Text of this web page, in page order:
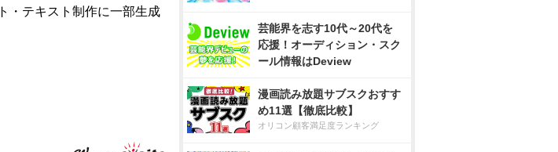
・テキスト制作に一部生成
芸能界を志す10代～20代を
応援！オーディション・スク
ール情報はDeview
漫画読み放題サブスクおすす
め11選【徹底比較】
オリコン顧客満足度ランキング